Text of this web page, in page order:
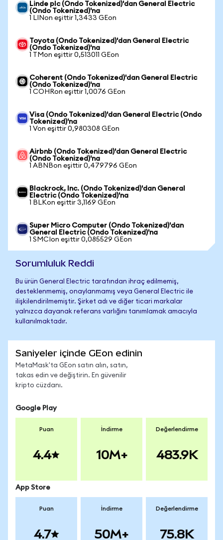
Linde plc (Ondo Tokenized)'dan General Electric
(Ondo Tokenized)'na
1 LINon eşittir 1,3433 GEon
Toyota (Ondo Tokenized)'dan General Electric
(Ondo Tokenized)'na
1 TMon eşittir 0,513011 GEon
Coherent (Ondo Tokenized)'dan General Electric
(Ondo Tokenized)'na
1 COHRon eşittir 1,0076 GEon
Visa (Ondo Tokenized)'dan General Electric (Ondo
Tokenized)'na
1 Von eşittir 0,980308 GEon
Airbnb (Ondo Tokenized)'dan General Electric
(Ondo Tokenized)'na
1 ABNBon eşittir 0,479796 GEon
Blackrock, Inc. (Ondo Tokenized)'dan General
Electric (Ondo Tokenized)'na
1 BLKon eşittir 3,1169 GEon
Super Micro Computer (Ondo Tokenized)'dan
General Electric (Ondo Tokenized)'na
1 SMCIon eşittir 0,085529 GEon
Sorumluluk Reddi
Bu ürün General Electric tarafından ihraç edilmemiş,
desteklenmemiş, onaylanmamış veya General Electric ile
ilişkilendirilmemiştir. Şirket adı ve diğer ticari markalar
yalnızca dayanak referans varlığını tanımlamak amacıyla
kullanılmaktadır.
Saniyeler içinde GEon edinin
MetaMask'ta GEon satın alın, satın,
takas edin ve değiştirin. En güvenilir
kripto cüzdanı.
Google Play
Puan
4.4
İndirme
10M+
Değerlendirme
483.9K
App Store
Puan
4.7
İndirme
50M+
Değerlendirme
75.8K